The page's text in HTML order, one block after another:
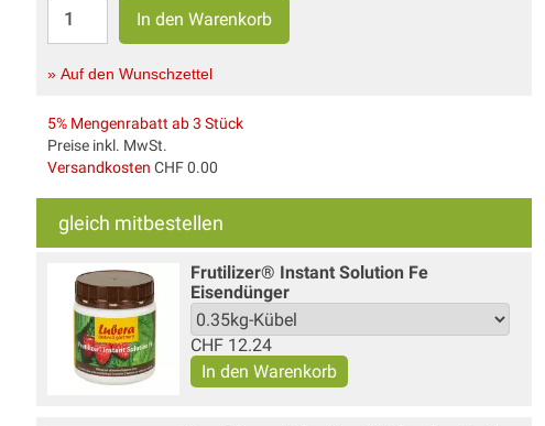
» Auf den Wunschzettel
5% Mengenrabatt ab 3 Stück
Preise inkl. MwSt.
Versandkosten CHF 0.00
gleich mitbestellen
Frutilizer® Instant Solution Fe
Eisendünger
CHF 12.24